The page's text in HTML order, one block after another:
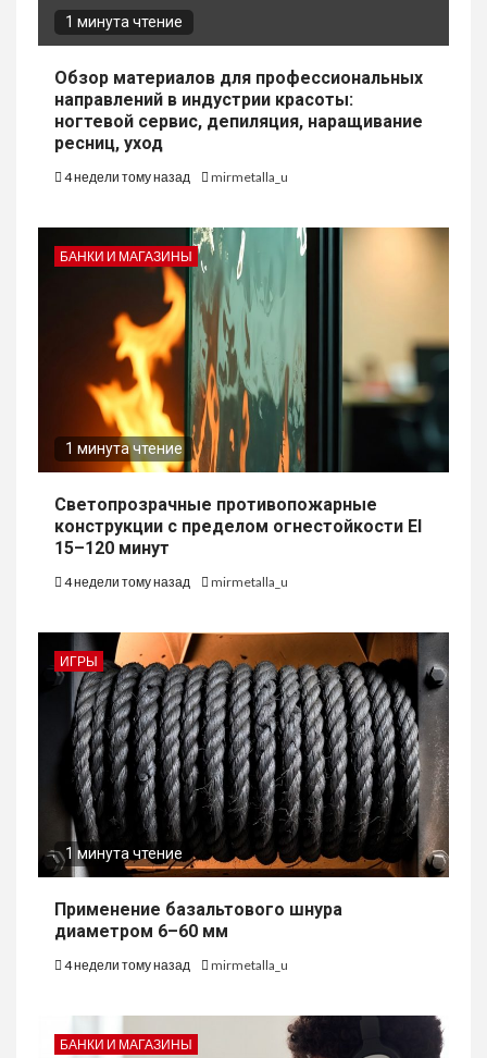
1 минута чтение
Обзор материалов для профессиональных
направлений в индустрии красоты:
ногтевой сервис, депиляция, наращивание
ресниц, уход
4 недели тому назад mirmetalla_u
БАНКИ И МАГАЗИНЫ
1 минута чтение
Светопрозрачные противопожарные
конструкции с пределом огнестойкости EI
15–120 минут
4 недели тому назад mirmetalla_u
ИГРЫ
1 минута чтение
Применение базальтового шнура
диаметром 6–60 мм
4 недели тому назад mirmetalla_u
БАНКИ И МАГАЗИНЫ